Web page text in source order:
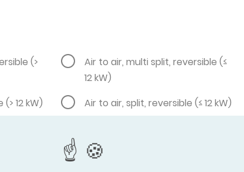
(>
Air to air, multi split, reversible (≤
12 kW)
12 kW)
Air to air, split, reversible (≤ 12 kW)